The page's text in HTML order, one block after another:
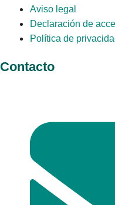
Aviso legal
Declaración de
Política de
Contacto